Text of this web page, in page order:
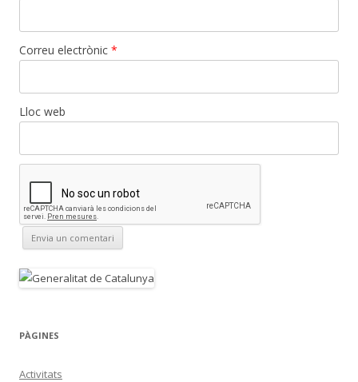
Correu electrònic *
Lloc web
PÀGINES
Activitats